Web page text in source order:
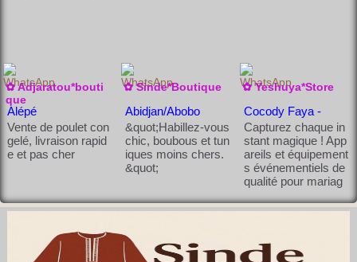
✿ Adjaratou*bouti
que
Alépé
Vente de poulet con
gelé, livraison rapid
e et pas cher
✿ Sinde*Boutique
Abidjan/Abobo
&quot;Habillez-vous
chic, boubous et tun
iques moins chers.
&quot;
✿ Yeshuya*Store
Cocody Faya -
Abatta
Capturez chaque in
stant magique ! App
areils et équipement
s événementiels de
qualité pour mariag